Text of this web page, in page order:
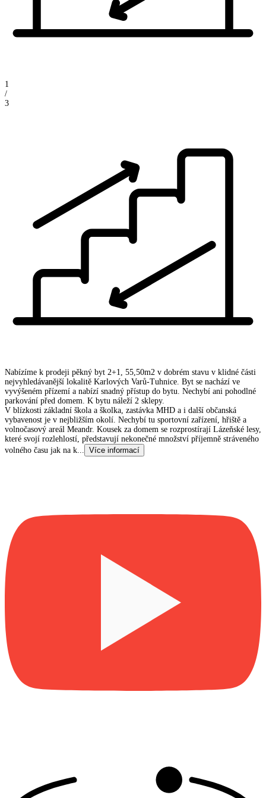
1
/
3
Nabízíme k prodeji pěkný byt 2+1, 55,50m2 v dobrém stavu v klidné části
nejvyhledávanější lokalitě Karlových Varů-Tuhnice. Byt se nachází ve
vyvýšeném přízemí a nabízí snadný přístup do bytu. Nechybí ani pohodlné
parkování před domem. K bytu náleží 2 sklepy.
V blízkosti základní škola a školka, zastávka MHD a i další občanská
vybavenost je v nejbližším okolí. Nechybí tu sportovní zařízení, hřiště a
volnočasový areál Meandr. Kousek za domem se rozprostírají Lázeňské lesy,
které svojí rozlehlostí, představují nekonečné množství příjemně stráveného
volného času jak na k... Více informací